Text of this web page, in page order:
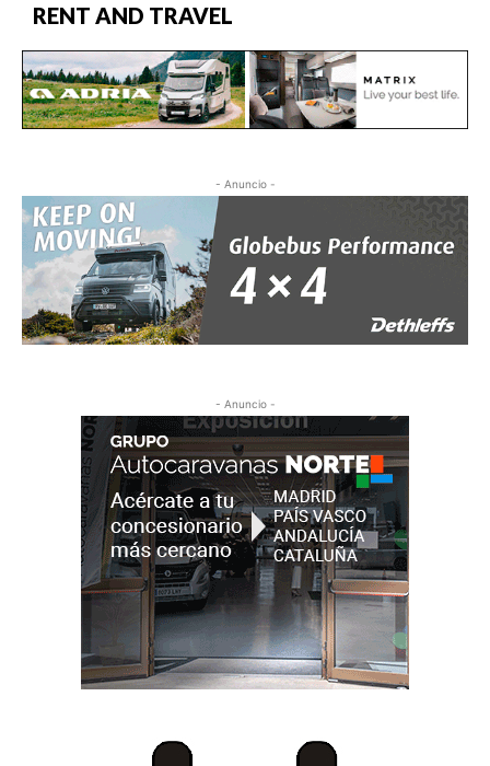
RENT AND TRAVEL
- Anuncio -
- Anuncio -